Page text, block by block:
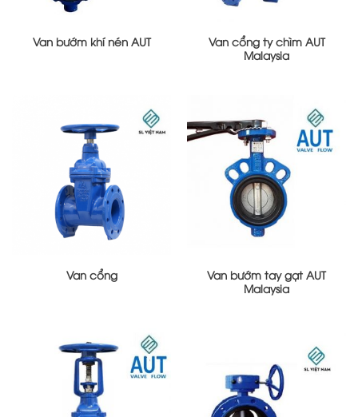
Van bướm khí nén AUT
Van cổng ty chìm AUT
Malaysia
Van cổng
Van bướm tay gạt AUT
Malaysia